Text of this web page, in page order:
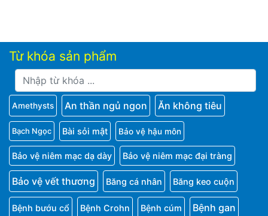
Từ khóa sản phẩm
Amethysts An thần ngủ ngon Ăn không tiêu
Bạch Ngọc Bài sỏi mật Bảo vệ hậu môn
Bảo vệ niêm mạc dạ dày Bảo vệ niêm mạc đại tràng
Bảo vệ vết thương Băng cá nhân Băng keo cuộn
Bệnh bướu cổ Bệnh Crohn Bệnh cúm Bệnh gan